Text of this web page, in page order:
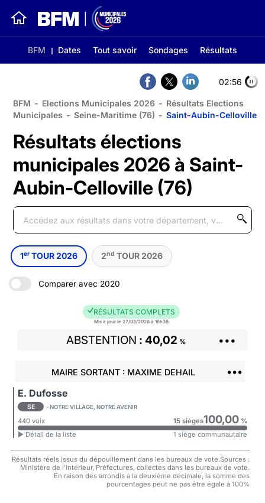
BFM Dates Tout savoir Sondages Résultats
02:56
BFM - Elections Municipales 2026 - Résultats Elections
Municipales - Seine-Maritime (76) - Saint-Aubin-Celloville
Résultats élections
municipales 2026 à Saint-
Aubin-Celloville (76)
1er TOUR 2026 2nd TOUR 2026
Comparer avec 2020
RÉSULTATS COMPLETS
Mis à jour le 27/03/2026 à 16h38
ABSTENTION 40,02 % •••
MAIRE SORTANT : MAXIME DEHAIL •••
E. Dufosse
SE - NOTRE VILLAGE, NOTRE AVENIR
440 voix 15 sièges100,00%
► Détail de la liste
1 siège communautaire
Résultats réels issus du dépouillement dans les bureaux de vote.Sources :
Ministère de l'intérieur, Préfectures, collectes dans les bureaux de vote.
En raison des arrondis à la deuxième décimale, la somme des
pourcentages peut ne pas être égale à 100%